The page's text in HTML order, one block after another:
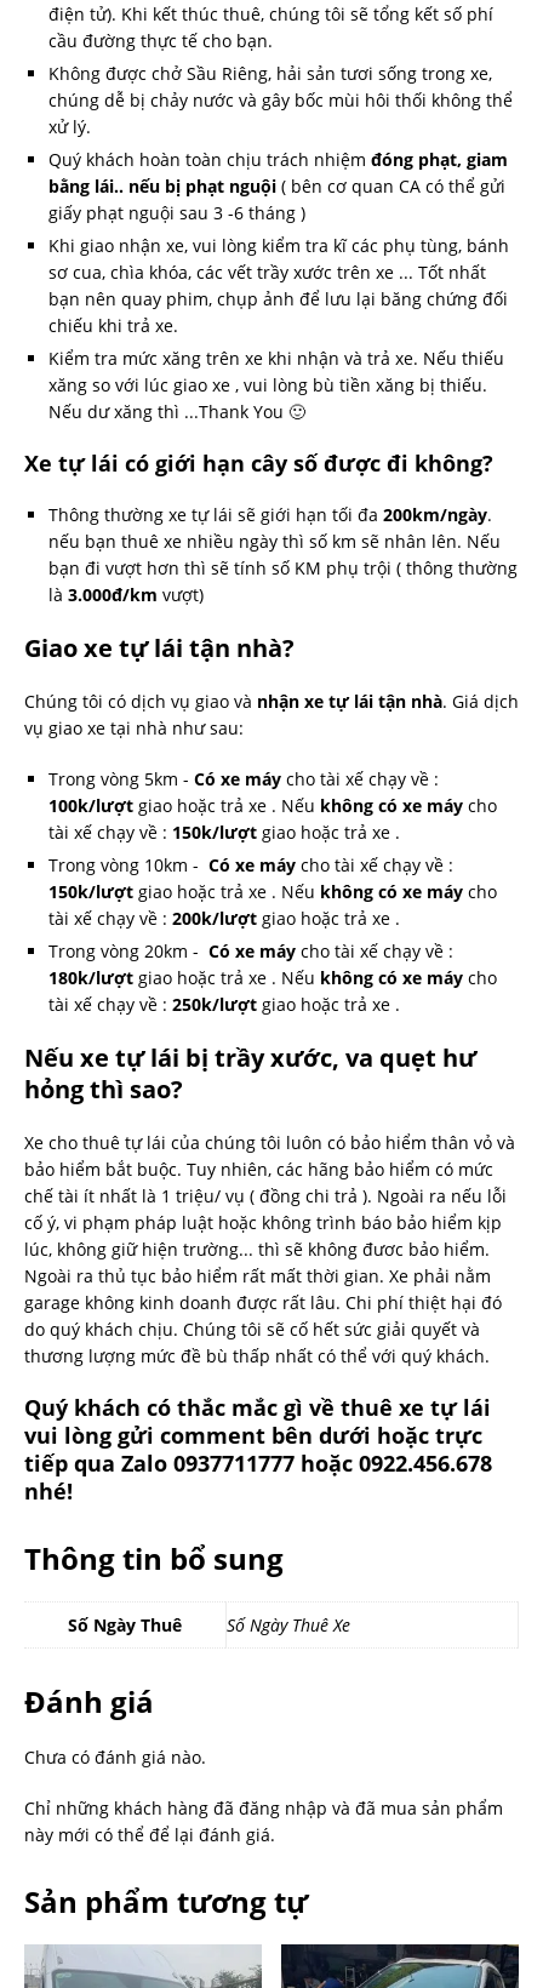
điện tử). Khi kết thúc thuê, chúng tôi sẽ tổng kết số phí
cầu đường thực tế cho bạn.
Không được chở Sầu Riêng, hải sản tươi sống trong xe,
chúng dễ bị chảy nước và gây bốc mùi hôi thối không thể
xử lý.
Quý khách hoàn toàn chịu trách nhiệm đóng phạt, giam
bằng lái.. nếu bị phạt nguội ( bên cơ quan CA có thể gửi
giấy phạt nguội sau 3 -6 tháng )
Khi giao nhận xe, vui lòng kiểm tra kĩ các phụ tùng, bánh
sơ cua, chìa khóa, các vết trầy xước trên xe ... Tốt nhất
bạn nên quay phim, chụp ảnh để lưu lại băng chứng đối
chiếu khi trả xe.
Kiểm tra mức xăng trên xe khi nhận và trả xe. Nếu thiếu
xăng so với lúc giao xe , vui lòng bù tiền xăng bị thiếu.
Nếu dư xăng thì ...Thank You 🙂
Xe tự lái có giới hạn cây số được đi không?
Thông thường xe tự lái sẽ giới hạn tối đa 200km/ngày.
nếu bạn thuê xe nhiều ngày thì số km sẽ nhân lên. Nếu
bạn đi vượt hơn thì sẽ tính số KM phụ trội ( thông thường
là 3.000đ/km vượt)
Giao xe tự lái tận nhà?
Chúng tôi có dịch vụ giao và nhận xe tự lái tận nhà. Giá dịch
vụ giao xe tại nhà như sau:
Trong vòng 5km - Có xe máy cho tài xế chạy về :
100k/lượt giao hoặc trả xe . Nếu không có xe máy cho
tài xế chạy về : 150k/lượt giao hoặc trả xe .
Trong vòng 10km - Có xe máy cho tài xế chạy về :
150k/lượt giao hoặc trả xe . Nếu không có xe máy cho
tài xế chạy về : 200k/lượt giao hoặc trả xe .
Trong vòng 20km - Có xe máy cho tài xế chạy về :
180k/lượt giao hoặc trả xe . Nếu không có xe máy cho
tài xế chạy về : 250k/lượt giao hoặc trả xe .
Nếu xe tự lái bị trầy xước, va quẹt hư
hỏng thì sao?
Xe cho thuê tự lái của chúng tôi luôn có bảo hiểm thân vỏ và
bảo hiểm bắt buộc. Tuy nhiên, các hãng bảo hiểm có mức
chế tài ít nhất là 1 triệu/ vụ ( đồng chi trả ). Ngoài ra nếu lỗi
cố ý, vi phạm pháp luật hoặc không trình báo bảo hiểm kịp
lúc, không giữ hiện trường... thì sẽ không đươc bảo hiểm.
Ngoài ra thủ tục bảo hiểm rất mất thời gian. Xe phải nằm
garage không kinh doanh được rất lâu. Chi phí thiệt hại đó
do quý khách chịu. Chúng tôi sẽ cố hết sức giải quyết và
thương lượng mức đề bù thấp nhất có thể với quý khách.
Quý khách có thắc mắc gì về thuê xe tự lái
vui lòng gửi comment bên dưới hoặc trực
tiếp qua Zalo 0937711777 hoặc 0922.456.678
nhé!
Thông tin bổ sung
Số Ngày Thuê Số Ngày Thuê Xe
Đánh giá
Chưa có đánh giá nào.
Chỉ những khách hàng đã đăng nhập và đã mua sản phẩm
này mới có thể để lại đánh giá.
Sản phẩm tương tự